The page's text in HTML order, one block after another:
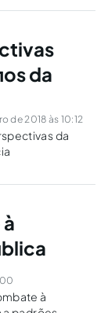
da
de 2018 às 10:12
da
à